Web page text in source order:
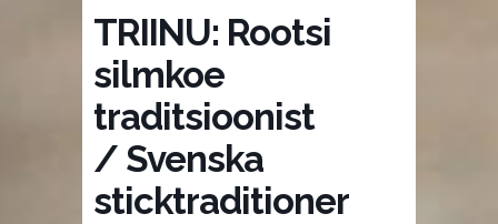
TRIINU: Rootsi
silmkoe
traditsioonist
/ Svenska
sticktraditioner